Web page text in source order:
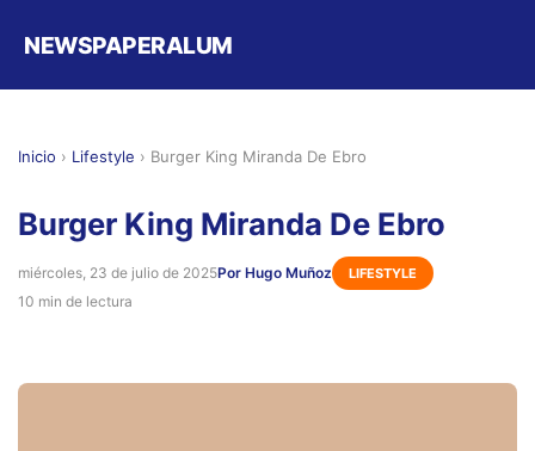
NEWSPAPERALUM
Inicio › Lifestyle › Burger King Miranda De Ebro
Burger King Miranda De Ebro
miércoles, 23 de julio de 2025Por Hugo Muñoz LIFESTYLE
10 min de lectura